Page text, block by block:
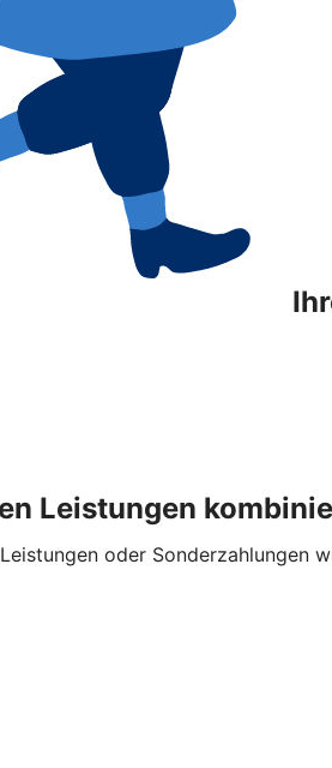
Leistungen
oder